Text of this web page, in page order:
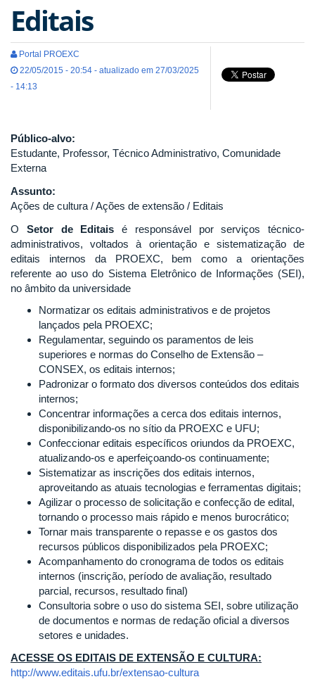
Editais
Portal PROEXC
22/05/2015 - 20:54 - atualizado em 27/03/2025
- 14:13
Público-alvo:
Estudante, Professor, Técnico Administrativo, Comunidade
Externa
Assunto:
Ações de cultura / Ações de extensão / Editais
O Setor de Editais é responsável por serviços técnico-
administrativos, voltados à orientação e sistematização de
editais internos da PROEXC, bem como a orientações
referente ao uso do Sistema Eletrônico de Informações (SEI),
no âmbito da universidade
Normatizar os editais administrativos e de projetos
lançados pela PROEXC;
Regulamentar, seguindo os paramentos de leis
superiores e normas do Conselho de Extensão –
CONSEX, os editais internos;
Padronizar o formato dos diversos conteúdos dos editais
internos;
Concentrar informações a cerca dos editais internos,
disponibilizando-os no sítio da PROEXC e UFU;
Confeccionar editais específicos oriundos da PROEXC,
atualizando-os e aperfeiçoando-os continuamente;
Sistematizar as inscrições dos editais internos,
aproveitando as atuais tecnologias e ferramentas digitais;
Agilizar o processo de solicitação e confecção de edital,
tornando o processo mais rápido e menos burocrático;
Tornar mais transparente o repasse e os gastos dos
recursos públicos disponibilizados pela PROEXC;
Acompanhamento do cronograma de todos os editais
internos (inscrição, período de avaliação, resultado
parcial, recursos, resultado final)
Consultoria sobre o uso do sistema SEI, sobre utilização
de documentos e normas de redação oficial a diversos
setores e unidades.
ACESSE OS EDITAIS DE EXTENSÃO E CULTURA:
http://www.editais.ufu.br/extensao-cultura